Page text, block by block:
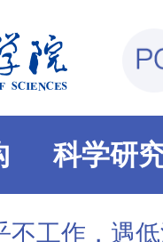
科学研
不工作，遇